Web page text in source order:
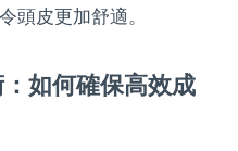
頭皮更加舒適。
如何確保高效成